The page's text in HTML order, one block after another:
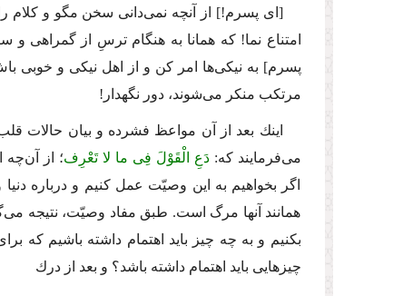
[ اى پسرم!] از آنچه نمى‌دانى سخن مگو و كلام
امتناع نما! كه همانا به هنگام ترسِ از گمراهى و
پسرم] به نیكى‌ها امر كن و از اهل نیكى و خوبى
مرتكب منكر مى‌شوند، دور نگهدار!
اینك بعد از آن مواعظ فشرده و بیان حالات
مى‌فرمایند كه:دَعِ الْقَوْلَ فِى ما لا تَعْرِف؛ از
اگر بخواهیم به این وصیّت عمل كنیم و درباره
همانند آنها مرگ است. طبق مفاد وصیّت، نتیجه
بكنیم و به چه چیز باید اهتمام داشته باشیم كه
چیزهایى باید اهتمام داشته باشد؟ و بعد از درك